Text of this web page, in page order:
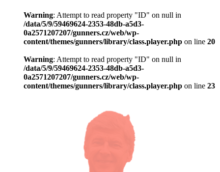
Warning: Attempt to read property "ID" on null in
/data/5/9/59469624-2353-48db-a5d3-
0a2571207207/gunners.cz/web/wp-
content/themes/gunners/library/class.player.php on line 20
Warning: Attempt to read property "ID" on null in
/data/5/9/59469624-2353-48db-a5d3-
0a2571207207/gunners.cz/web/wp-
content/themes/gunners/library/class.player.php on line 23